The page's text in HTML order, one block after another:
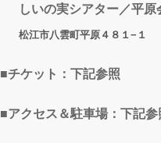
しいの実シアター／平
松江市八雲町平原４８１−１
■チケット：下記参照
■アクセス＆駐車場：下記参